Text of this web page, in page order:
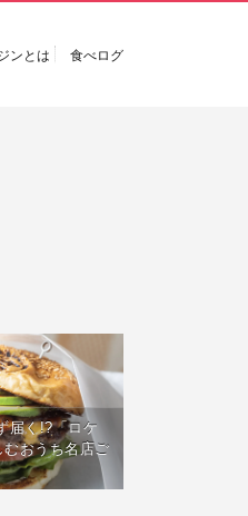
ンとは 食べログ
届く!?「ロケ
おうち名店ご